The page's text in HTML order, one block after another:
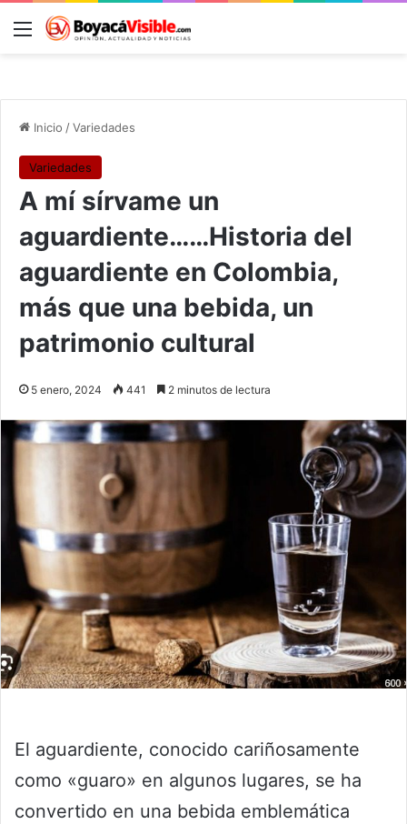
Menú
Inicio /Variedades
Variedades
A mí sírvame un
aguardiente……Historia del
aguardiente en Colombia,
más que una bebida, un
patrimonio cultural
5 enero, 2024 441 2 minutos de lectura
El aguardiente, conocido cariñosamente
como «guaro» en algunos lugares, se ha
convertido en una bebida emblemática